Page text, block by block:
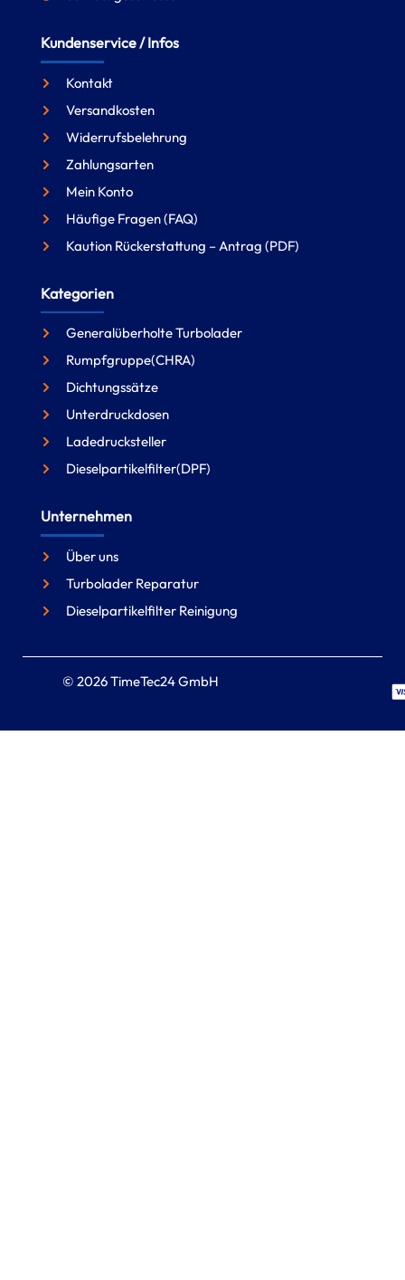
Kundenservice / Infos
Kontakt
Versandkosten
Widerrufsbelehrung
Zahlungsarten
Mein Konto
Häufige Fragen (FAQ)
Kaution Rückerstattung – Antrag (PDF)
Kategorien
Generalüberholte Turbolader
Rumpfgruppe(CHRA)
Dichtungssätze
Unterdruckdosen
Ladedrucksteller
Dieselpartikelfilter(DPF)
Unternehmen
Über uns
Turbolader Reparatur
Dieselpartikelfilter Reinigung
© 2026 TimeTec24 GmbH